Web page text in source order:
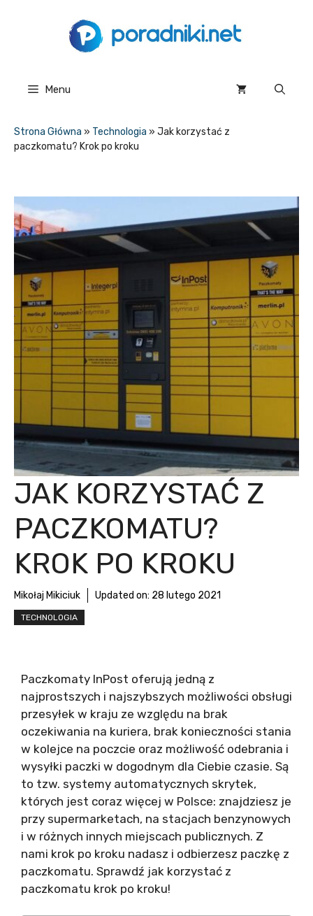
Menu
Strona Główna » Technologia » Jak korzystać z
paczkomatu? Krok po kroku
JAK KORZYSTAĆ Z
PACZKOMATU?
KROK PO KROKU
Mikołaj Mikiciuk Updated on: 28 lutego 2021
TECHNOLOGIA
Paczkomaty InPost oferują jedną z
najprostszych i najszybszych możliwości obsługi
przesyłek w kraju ze względu na brak
oczekiwania na kuriera, brak konieczności stania
w kolejce na poczcie oraz możliwość odebrania i
wysyłki paczki w dogodnym dla Ciebie czasie. Są
to tzw. systemy automatycznych skrytek,
których jest coraz więcej w Polsce: znajdziesz je
przy supermarketach, na stacjach benzynowych
i w różnych innych miejscach publicznych. Z
nami krok po kroku nadasz i odbierzesz paczkę z
paczkomatu. Sprawdź jak korzystać z
paczkomatu krok po kroku!